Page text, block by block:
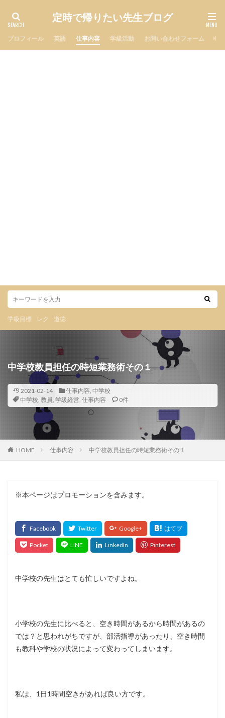
定時で帰りたい先生ブログ
プロフィール 英語 仕事内容 学級活動 お問い合わせフォーム プ
学級目標 レク 道徳
中学校教員担任の時短業務術その１
2021-02-14 仕事内容, 中学校
中学校, 教員, 学級経営, 仕事内容 0件
HOME 仕事内容 中学校教員担任の時短業務術その１
※本ページはプロモーションを含みます。
中学校の先生はとても忙しいですよね。
小学校の先生に比べると、空き時間があるから時間があるの
では？と思われがちですが、部活指導があったり、空き時間
も教科や学校の状況によって変わってしまいます。
私は、1日1時間空きがあれば良い方です。